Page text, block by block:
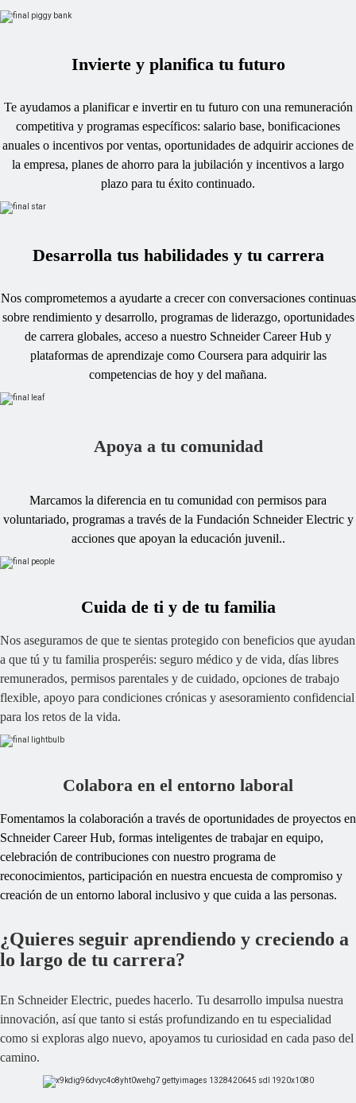
Invierte y planifica tu futuro
Te ayudamos a planificar e invertir en tu futuro con una remuneración
competitiva y programas específicos: salario base, bonificaciones
anuales o incentivos por ventas, oportunidades de adquirir acciones de
la empresa, planes de ahorro para la jubilación y incentivos a largo
plazo para tu éxito continuado.
Desarrolla tus habilidades y tu carrera
Nos comprometemos a ayudarte a crecer con conversaciones continuas
sobre rendimiento y desarrollo, programas de liderazgo, oportunidades
de carrera globales, acceso a nuestro Schneider Career Hub y
plataformas de aprendizaje como Coursera para adquirir las
competencias de hoy y del mañana.
Apoya a tu comunidad
Marcamos la diferencia en tu comunidad con permisos para
voluntariado, programas a través de la Fundación Schneider Electric y
acciones que apoyan la educación juvenil..
Cuida de ti y de tu familia
Nos aseguramos de que te sientas protegido con beneficios que ayudan
a que tú y tu familia prosperéis: seguro médico y de vida, días libres
remunerados, permisos parentales y de cuidado, opciones de trabajo
flexible, apoyo para condiciones crónicas y asesoramiento confidencial
para los retos de la vida.
Colabora en el entorno laboral
Fomentamos la colaboración a través de oportunidades de proyectos en
Schneider Career Hub, formas inteligentes de trabajar en equipo,
celebración de contribuciones con nuestro programa de
reconocimientos, participación en nuestra encuesta de compromiso y
creación de un entorno laboral inclusivo y que cuida a las personas.
¿Quieres seguir aprendiendo y creciendo a
lo largo de tu carrera?
En Schneider Electric, puedes hacerlo. Tu desarrollo impulsa nuestra
innovación, así que tanto si estás profundizando en tu especialidad
como si exploras algo nuevo, apoyamos tu curiosidad en cada paso del
camino.